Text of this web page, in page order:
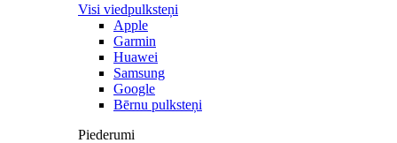
Visi viedpulksteņi
Apple
Garmin
Huawei
Samsung
Google
Bērnu pulksteņi
Piederumi